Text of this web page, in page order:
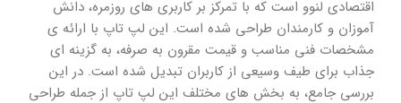
اقتصادی لنوو است که با تمرکز بر کاربری های روزمره، دانش
آموزان و کارمندان طراحی شده است. این لپ تاپ با ارائه ی
مشخصات فنی مناسب و قیمت مقرون به صرفه، به گزینه ای
جذاب برای طیف وسیعی از کاربران تبدیل شده است. در این
بررسی جامع، به بخش های مختلف این لپ تاپ از جمله طراحی